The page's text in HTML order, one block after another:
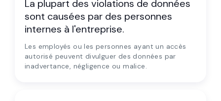
La plupart des violations de données
sont causées par des personnes
internes à l'entreprise.
Les employés ou les personnes ayant un accès
autorisé peuvent divulguer des données par
inadvertance, négligence ou malice.